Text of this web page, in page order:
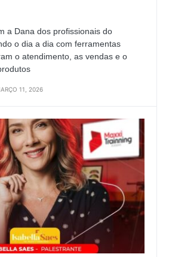
a Dana dos profissionais do
o dia a dia com ferramentas
o atendimento, as vendas e o
11, 2026